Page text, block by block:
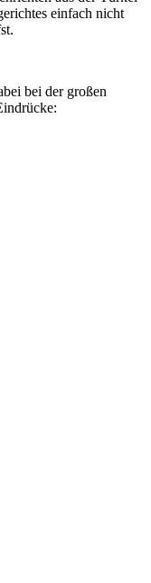
einfach nicht
bei der großen